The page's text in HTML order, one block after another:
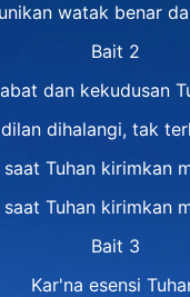
watak benar
Bait 2
dan kekudusan
dihalangi, tak
saat Tuhan kirimkan
saat Tuhan kirimkan
Bait 3
Kar'na esensi